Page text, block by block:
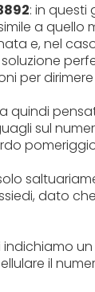
: in questi
a quello
e, nel
per
quindi
sul
dato
il